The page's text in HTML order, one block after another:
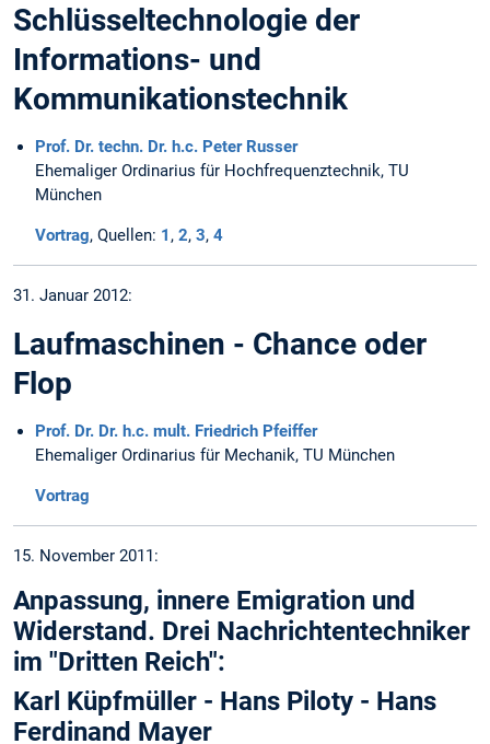
Schlüsseltechnologie der
Informations- und
Kommunikationstechnik
Prof. Dr. techn. Dr. h.c. Peter Russer
Ehemaliger Ordinarius für Hochfrequenztechnik, TU
München
Vortrag, Quellen: 1 , 2, 3, 4
31. Januar 2012:
Laufmaschinen - Chance oder
Flop
Prof. Dr. Dr. h.c. mult. Friedrich Pfeiffer
Ehemaliger Ordinarius für Mechanik, TU München
Vortrag
15. November 2011:
Anpassung, innere Emigration und
Widerstand. Drei Nachrichtentechniker
im "Dritten Reich":
Karl Küpfmüller - Hans Piloty - Hans
Ferdinand Mayer